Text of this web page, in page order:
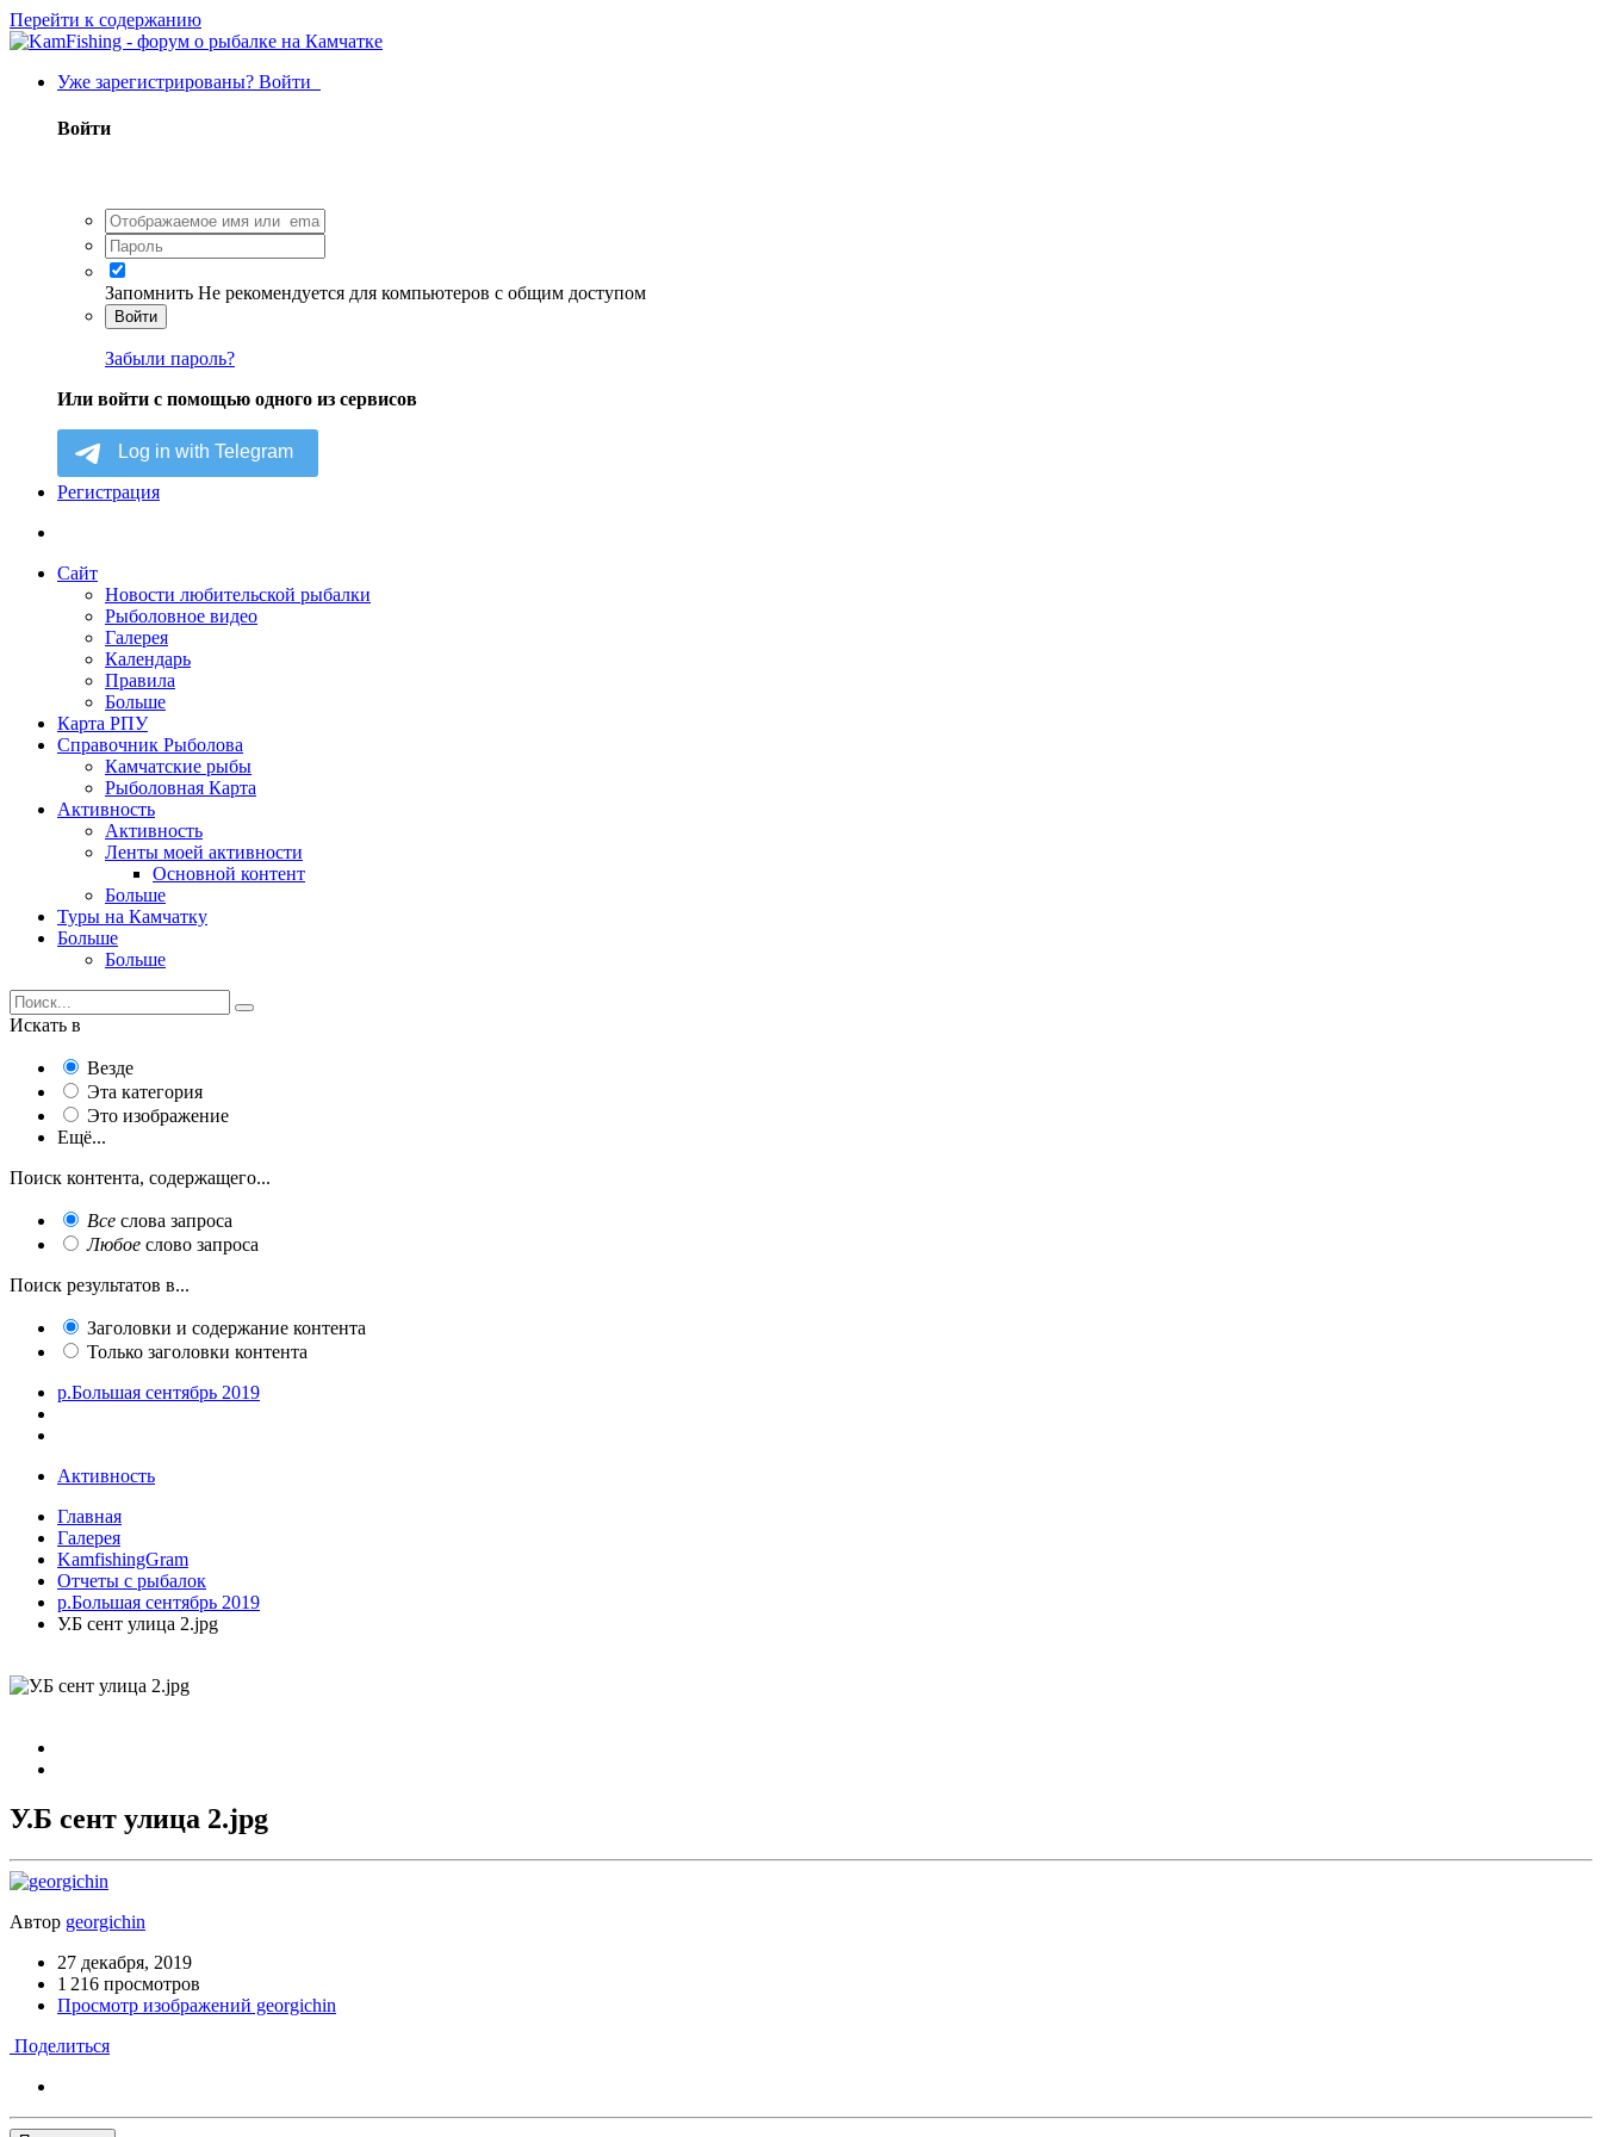
Перейти к содержанию
Уже зарегистрированы? Войти
Войти
Запомнить Не рекомендуется для компьютеров с общим доступом
Войти
Забыли пароль?
Или войти с помощью одного из сервисов
Регистрация
Сайт
Новости любительской рыбалки
Рыболовное видео
Галерея
Календарь
Правила
Больше
Карта РПУ
Справочник Рыболова
Камчатские рыбы
Рыболовная Карта
Активность
Активность
Ленты моей активности
Основной контент
Больше
Туры на Камчатку
Больше
Больше
Искать в
Везде
Эта категория
Это изображение
Ещё...
Поиск контента, содержащего...
Все слова запроса
Любое слово запроса
Поиск результатов в...
Заголовки и содержание контента
Только заголовки контента
р.Большая сентябрь 2019
Активность
Главная
Галерея
KamfishingGram
Отчеты с рыбалок
р.Большая сентябрь 2019
У.Б сент улица 2.jpg
У.Б сент улица 2.jpg
Автор georgichin
27 декабря, 2019
1 216 просмотров
Просмотр изображений georgichin
Поделиться